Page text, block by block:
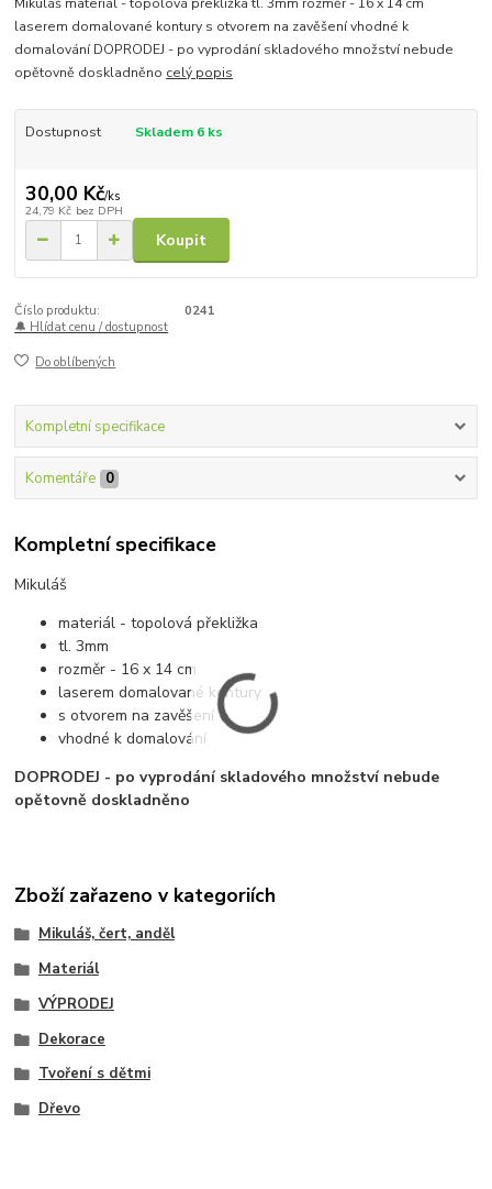
laserem domalované kontury s otvorem na zavěšení vhodné k
domalování DOPRODEJ - po vyprodání skladového množství nebude
opětovně doskladněno celý popis
Dostupnost Skladem 6 ks
30,00 Kč/ks
24,79 Kč bez DPH
Koupit
Číslo produktu:
0241
🔔 Hlídat cenu / dostupnost
Do oblíbených
Kompletní specifikace
Komentáře 0
Kompletní specifikace
Mikuláš
materiál - topolová překližka
tl. 3mm
rozměr - 16 x 14 cm
laserem domalované kontury
s otvorem na zavěšení
vhodné k domalování
DOPRODEJ - po vyprodání skladového množství nebude
opětovně doskladněno
Zboží zařazeno v kategoriích
Mikuláš, čert, anděl
Materiál
VÝPRODEJ
Dekorace
Tvoření s dětmi
Dřevo